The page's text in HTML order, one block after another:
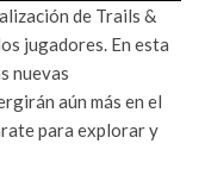
de Trails &
jugadores. En esta
nuevas
aún más en el
para explorar y